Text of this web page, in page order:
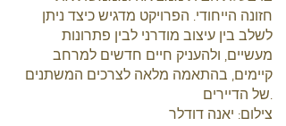
חזונה הייחודי. הפרויקט מדגיש כיצד ניתן
לשלב בין עיצוב מודרני לבין פתרונות
מעשיים, ולהעניק חיים חדשים למרחב
קיימים, בהתאמה מלאה לצרכים המשתנים
של הדיירים.
צילום: יאנה דודלר